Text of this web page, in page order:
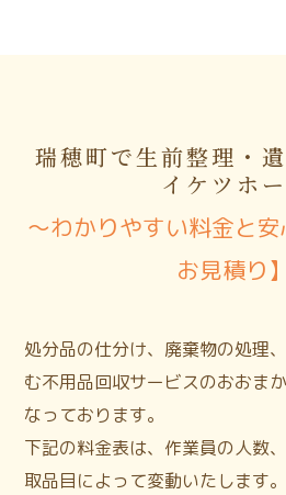
瑞穂町で生前整理・
イケツホ
〜わかりやすい料金と
お見積り
処分品の仕分け、廃棄物の処理
む不用品回収サービスのおおま
なっております。
下記の料金表は、作業員の人数
取品目によって変動いたします